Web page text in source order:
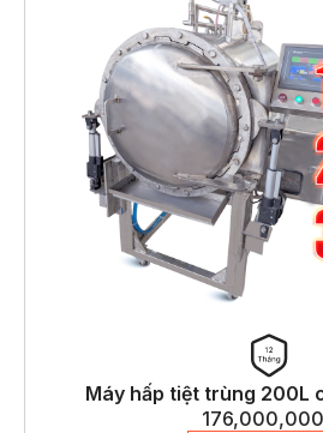
Máy hấp tiệt trùng 200L
176,000,000